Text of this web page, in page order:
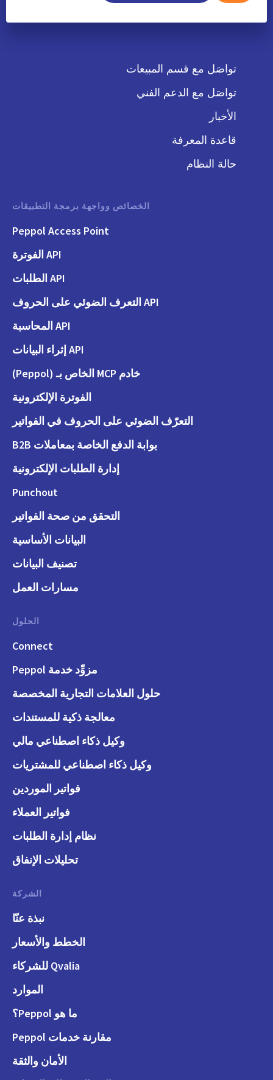
تواصَل مع قسم المبيعات
تواصَل مع الدعم الفني
الأخبار
قاعدة المعرفة
حالة النظام
الخصائص وواجهة برمجة التطبيقات
Peppol Access Point
API الفوترة
API الطلبات
API التعرف الضوئي على الحروف
API المحاسبة
API إثراء البيانات
خادم MCP الخاص بـ (Peppol)
الفوترة الإلكترونية
التعرّف الضوئي على الحروف في الفواتير
بوابة الدفع الخاصة بمعاملات B2B
إدارة الطلبات الإلكترونية
Punchout
التحقق من صحة الفواتير
البيانات الأساسية
تصنيف البيانات
مسارات العمل
الحلول
Connect
مزوِّد خدمة Peppol
حلول العلامات التجارية المخصصة
معالجة ذكية للمستندات
وكيل ذكاء اصطناعي مالي
وكيل ذكاء اصطناعي للمشتريات
فواتير الموردين
فواتير العملاء
نظام إدارة الطلبات
تحليلات الإنفاق
الشركة
نبذة عنّا
الخطط والأسعار
Qvalia للشركاء
الموارد
ما هو Peppol؟
مقارنة خدمات Peppol
الأمان والثقة